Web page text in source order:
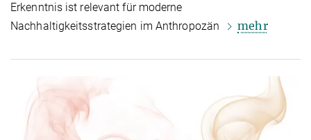
Erkenntnis ist relevant für moderne
Nachhaltigkeitsstrategien im Anthropozän
mehr